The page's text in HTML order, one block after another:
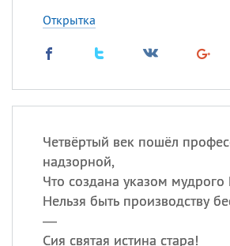
Открытка
Четвёртый век пошёл
надзорной,
Что создана указом мудрого
Нельзя быть производству
—
Сия святая истина стара!